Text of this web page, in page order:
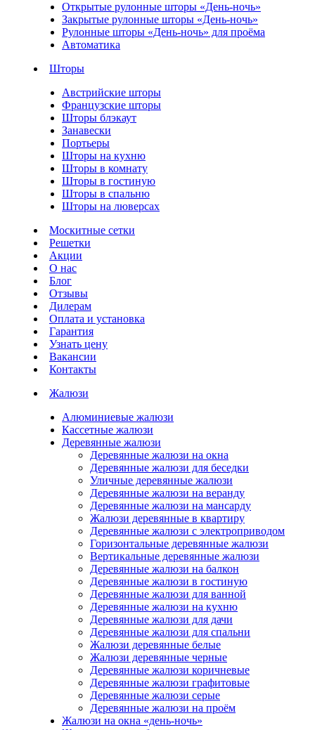
Открытые рулонные шторы «День-ночь»
Закрытые рулонные шторы «День-ночь»
Рулонные шторы «День-ночь» для проёма
Автоматика
Шторы
Австрийские шторы
Французские шторы
Шторы блэкаут
Занавески
Портьеры
Шторы на кухню
Шторы в комнату
Шторы в гостиную
Шторы в спальню
Шторы на люверсах
Москитные сетки
Решетки
Акции
О нас
Блог
Отзывы
Дилерам
Оплата и установка
Гарантия
Узнать цену
Вакансии
Контакты
Жалюзи
Алюминиевые жалюзи
Кассетные жалюзи
Деревянные жалюзи
Деревянные жалюзи на окна
Деревянные жалюзи для беседки
Уличные деревянные жалюзи
Деревянные жалюзи на веранду
Деревянные жалюзи на мансарду
Жалюзи деревянные в квартиру
Деревянные жалюзи с электроприводом
Горизонтальные деревянные жалюзи
Вертикальные деревянные жалюзи
Деревянные жалюзи на балкон
Деревянные жалюзи в гостиную
Деревянные жалюзи для ванной
Деревянные жалюзи на кухню
Деревянные жалюзи для дачи
Деревянные жалюзи для спальни
Жалюзи деревянные белые
Жалюзи деревянные черные
Деревянные жалюзи коричневые
Деревянные жалюзи графитовые
Деревянные жалюзи серые
Деревянные жалюзи на проём
Жалюзи на окна «день-ночь»